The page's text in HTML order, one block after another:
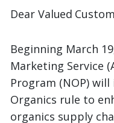
DearValued
Beginning March
Marketing Service
Program (NOP)
Organics rule to
organics supply